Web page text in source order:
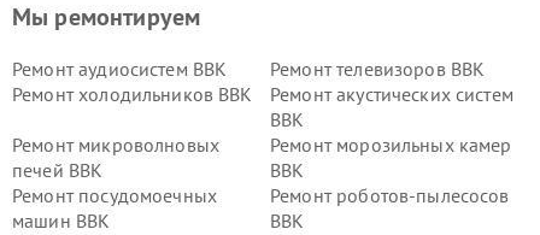
Мы ремонтируем
Ремонт аудиосистем BBK
Ремонт телевизоров BBK
Ремонт холодильников BBK
Ремонт акустических систем
BBK
Ремонт микроволновых
печей BBK
Ремонт морозильных камер
BBK
Ремонт посудомоечных
машин BBK
Ремонт роботов-пылесосов
BBK